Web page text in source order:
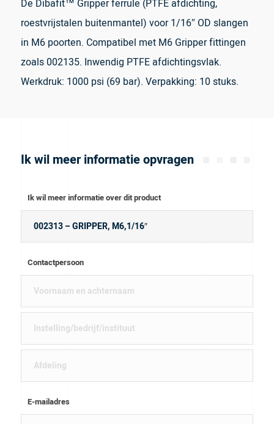
De Dibafit™ Gripper ferrule (PTFE afdichting,
roestvrijstalen buitenmantel) voor 1/16″ OD slangen
in M6 poorten. Compatibel met M6 Gripper fittingen
zoals 002135. Inwendig PTFE afdichtingsvlak.
Werkdruk: 1000 psi (69 bar). Verpakking: 10 stuks.
Ik wil meer informatie opvragen
Ik wil meer informatie over dit product
Contactpersoon
E-mailadres